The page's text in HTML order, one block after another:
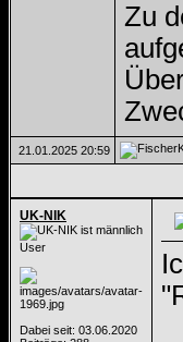
Zu
21.01.2025 20:59
UK-NIK
User
Dabei seit: 03.06.2020